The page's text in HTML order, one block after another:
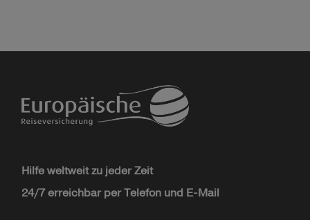
Hilfe weltweit zu jeder Zeit
24/7 erreichbar per Telefon und E-Mail